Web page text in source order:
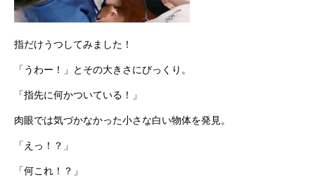
指だけうつしてみました！
「うわー！」とその大きさにびっくり。
「指先に何かついている！」
肉眼では気づかなかった小さな白い物体を発見。
「えっ！？」
「何これ！？」